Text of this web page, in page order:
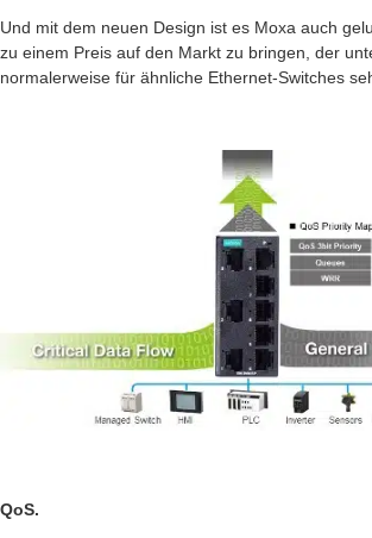
Und mit dem neuen Design ist es Moxa auch
zu einem Preis auf den Markt zu bringen, der
normalerweise für ähnliche Ethernet-Switches
QoS.